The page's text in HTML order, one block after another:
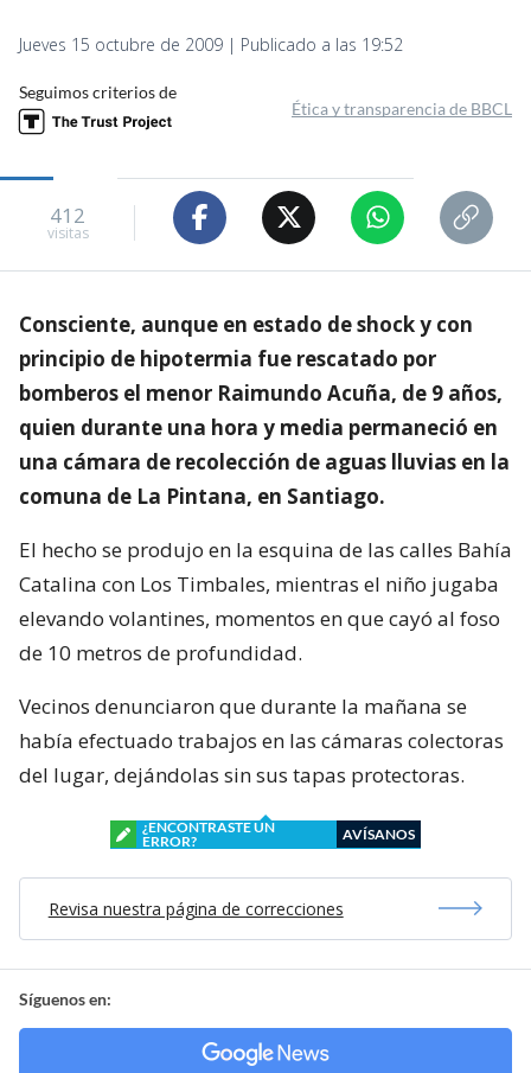
Jueves 15 octubre de 2009 | Publicado a las 19:52
Seguimos criterios de
Ética y transparencia de BBCL
412
visitas
Consciente, aunque en estado de shock y con
principio de hipotermia fue rescatado por
bomberos el menor Raimundo Acuña, de 9 años,
quien durante una hora y media permaneció en
una cámara de recolección de aguas lluvias en la
comuna de La Pintana, en Santiago.
El hecho se produjo en la esquina de las calles Bahía
Catalina con Los Timbales, mientras el niño jugaba
elevando volantines, momentos en que cayó al foso
de 10 metros de profundidad.
Vecinos denunciaron que durante la mañana se
había efectuado trabajos en las cámaras colectoras
del lugar, dejándolas sin sus tapas protectoras.
¿ENCONTRASTE UN
ERROR?
AVÍSANOS
Revisa nuestra página de correcciones
Síguenos en: